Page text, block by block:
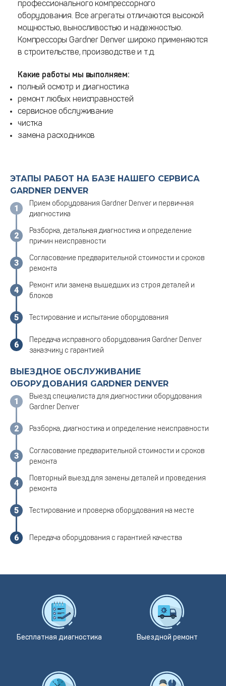
профессионального компрессорного
оборудования. Все агрегаты отличаются высокой
мощностью, выносливостью и надежностью.
Компрессоры Gardner Denver широко применяются
в строительстве, производстве и т.д.
Какие работы мы выполняем:
полный осмотр и диагностика
ремонт любых неисправностей
сервисное обслуживание
чистка
замена расходников
ЭТАПЫ РАБОТ НА БАЗЕ НАШЕГО СЕРВИСА
GARDNER DENVER
Прием оборудования Gardner Denver и первичная
диагностика
Разборка, детальная диагностика и определение
причин неисправности
Согласование предварительной стоимости и сроков
ремонта
Ремонт или замена вышедших из строя деталей и
блоков
Тестирование и испытание оборудования
Передача исправного оборудования Gardner Denver
заказчику с гарантией
ВЫЕЗДНОЕ ОБСЛУЖИВАНИЕ
ОБОРУДОВАНИЯ GARDNER DENVER
Выезд специалиста для диагностики оборудования
Gardner Denver
Разборка, диагностика и определение неисправности
Согласование предварительной стоимости и сроков
ремонта
Повторный выезд для замены деталей и проведения
ремонта
Тестирование и проверка оборудования на месте
Передача оборудования с гарантией качества
Бесплатная диагностика Выездной ремонт